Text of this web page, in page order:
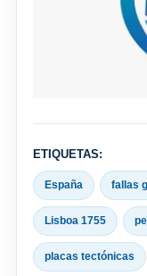
ETIQUETAS:
España fallas
Lisboa 1755
placas tectónicas